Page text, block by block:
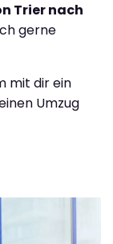
Trier nach
gerne
mit dir ein
Umzug